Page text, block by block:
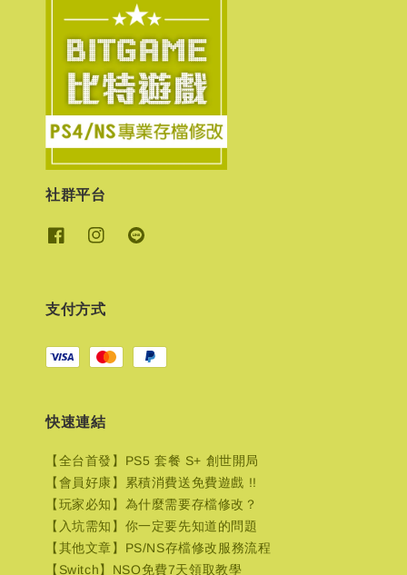
社群平台
支付方式
快速連結
【全台首發】PS5 套餐 S+ 創世開局
【會員好康】累積消費送免費遊戲 !!
【玩家必知】為什麼需要存檔修改？
【入坑需知】你一定要先知道的問題
【其他文章】PS/NS存檔修改服務流程
【Switch】NSO免費7天領取教學